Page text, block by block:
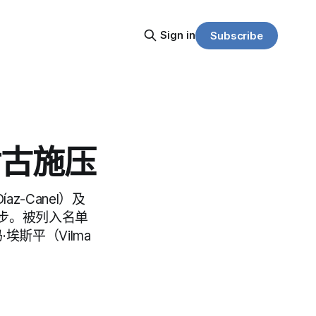
Sign in Subscribe
施压
Canel）及
。被列入名单
埃斯平（Vilma